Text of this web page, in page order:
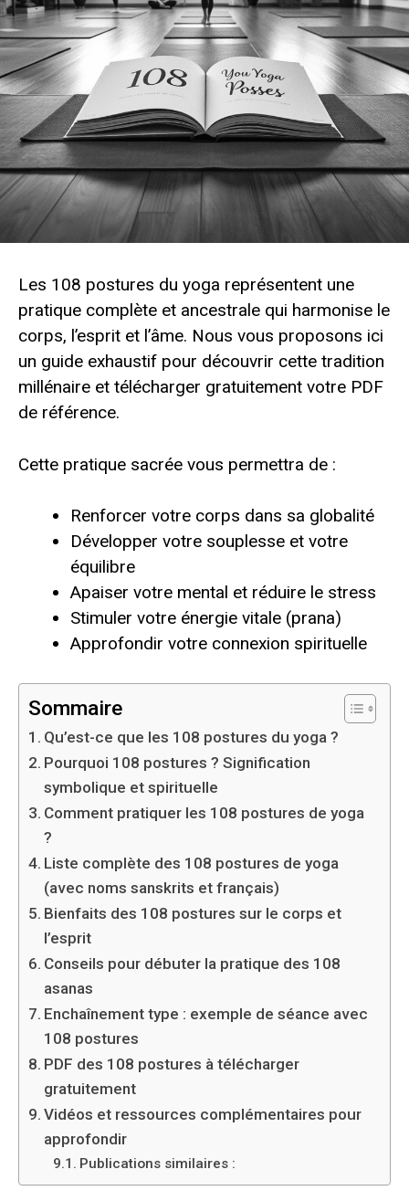
Les 108 postures du yoga représentent une
pratique complète et ancestrale qui harmonise le
corps, l’esprit et l’âme. Nous vous proposons ici
un guide exhaustif pour découvrir cette tradition
millénaire et télécharger gratuitement votre PDF
de référence.
Cette pratique sacrée vous permettra de :
Renforcer votre corps dans sa globalité
Développer votre souplesse et votre
équilibre
Apaiser votre mental et réduire le stress
Stimuler votre énergie vitale (prana)
Approfondir votre connexion spirituelle
Sommaire
Qu’est-ce que les 108 postures du yoga ?
Pourquoi 108 postures ? Signification
symbolique et spirituelle
Comment pratiquer les 108 postures de yoga
?
Liste complète des 108 postures de yoga
(avec noms sanskrits et français)
Bienfaits des 108 postures sur le corps et
l’esprit
Conseils pour débuter la pratique des 108
asanas
Enchaînement type : exemple de séance avec
108 postures
PDF des 108 postures à télécharger
gratuitement
Vidéos et ressources complémentaires pour
approfondir
Publications similaires :